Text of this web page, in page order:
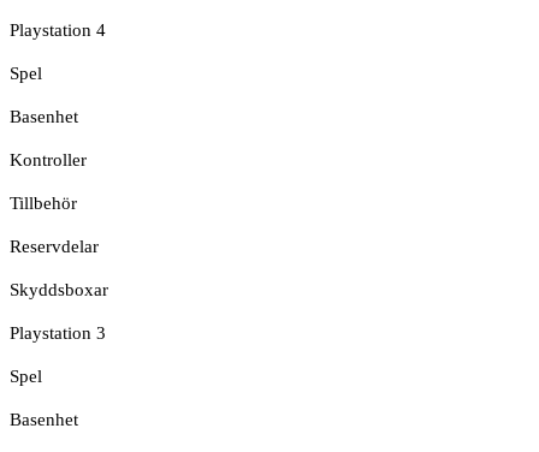
Playstation 4
Spel
Basenhet
Kontroller
Tillbehör
Reservdelar
Skyddsboxar
Playstation 3
Spel
Basenhet